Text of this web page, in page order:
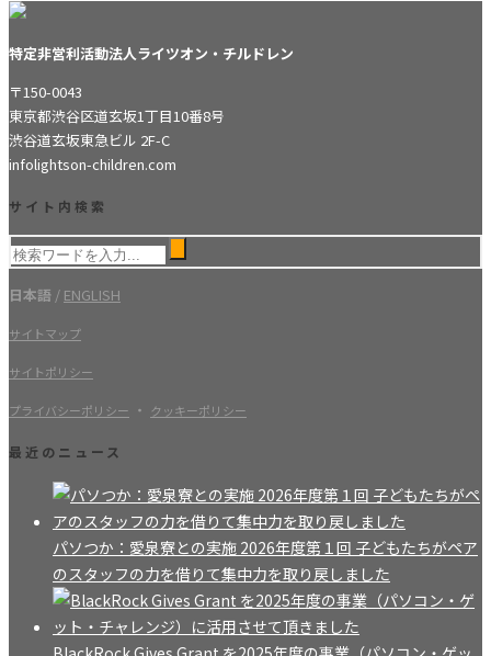
特定非営利活動法人ライツオン・チルドレン
〒150-0043
東京都渋谷区道玄坂1丁目10番8号
渋谷道玄坂東急ビル 2F-C
infolightson-children.com
サイト内検索
日本語 / ENGLISH
サイトマップ
サイトポリシー
プライバシーポリシー ・ クッキーポリシー
最近のニュース
パソつか：愛泉寮との実施 2026年度第１回 子どもたちがペア
のスタッフの力を借りて集中力を取り戻しました